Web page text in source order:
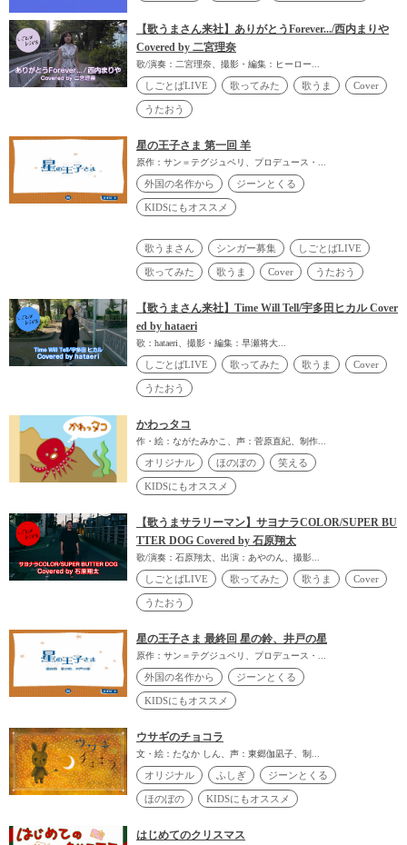
【歌うまさん来社】ありがとうForever.../西内まりや
Covered by 二宮理奈
歌/演奏：二宮理奈、撮影・編集：ヒーロー...
しごとばLIVE 歌ってみた 歌うま Cover
うたおう
星の王子さま 第一回 羊
原作：サン＝テグジュペリ、プロデュース・...
外国の名作から ジーンとくる
KIDSにもオススメ
歌うまさん シンガー募集 しごとばLIVE
歌ってみた 歌うま Cover うたおう
【歌うまさん来社】Time Will Tell/宇多田ヒカル Cover
ed by hataeri
歌：hataeri、撮影・編集：早瀬将大...
しごとばLIVE 歌ってみた 歌うま Cover
うたおう
かわっタコ
作・絵：ながたみかこ、声：菅原直紀、制作...
オリジナル ほのぼの 笑える
KIDSにもオススメ
【歌うまサラリーマン】サヨナラCOLOR/SUPER BU
TTER DOG Covered by 石原翔太
歌/演奏：石原翔太、出演：あやのん、撮影...
しごとばLIVE 歌ってみた 歌うま Cover
うたおう
星の王子さま 最終回 星の鈴、井戸の星
原作：サン＝テグジュペリ、プロデュース・...
外国の名作から ジーンとくる
KIDSにもオススメ
ウサギのチョコラ
文・絵：たなか しん、声：東郷伽凪子、制...
オリジナル ふしぎ ジーンとくる
ほのぼの KIDSにもオススメ
はじめてのクリスマス